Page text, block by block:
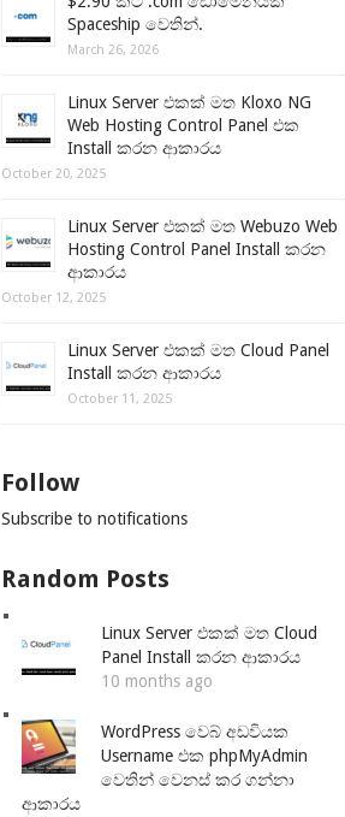
Spaceship වෙතින්.
March 26, 2026
Linux Server එකක් මත Kloxo NG
Web Hosting Control Panel එක
Install කරන ආකාරය
October 20, 2025
Linux Server එකක් මත Webuzo Web
Hosting Control Panel Install කරන
ආකාරය
October 12, 2025
Linux Server එකක් මත Cloud Panel
Install කරන ආකාරය
October 11, 2025
Follow
Subscribe to notifications
Random Posts
Linux Server එකක් මත Cloud
Panel Install කරන ආකාරය
10 months ago
WordPress වෙබ් අඩවියක
Username එක phpMyAdmin
වෙතින් වෙනස් කර ගන්නා
ආකාරය